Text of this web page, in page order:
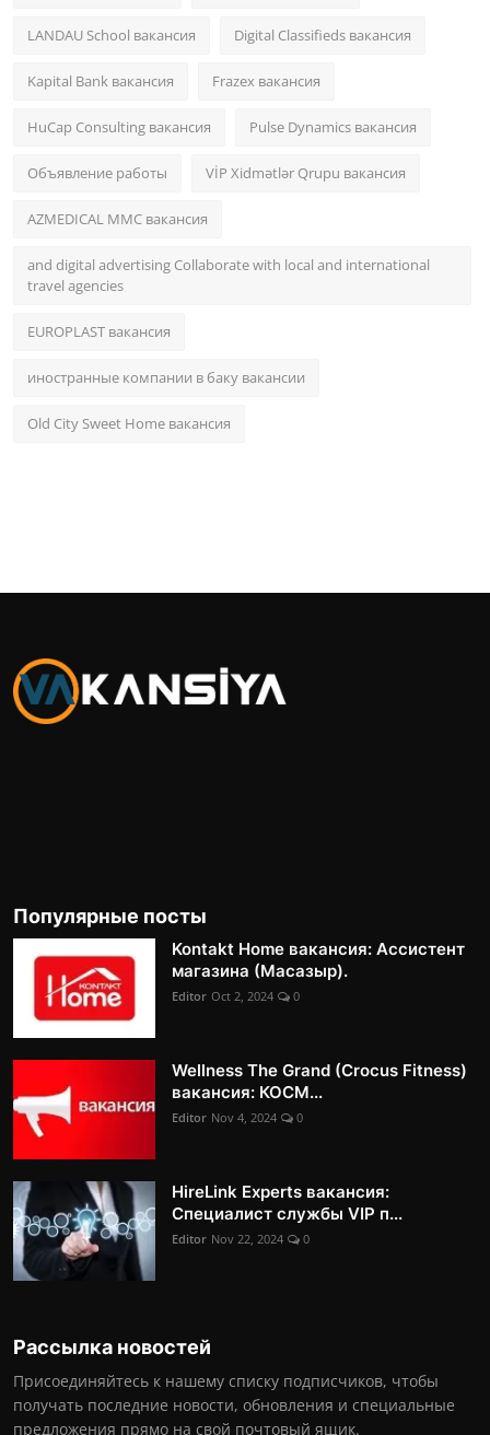
LANDAU School вакансия Digital Classifieds вакансия
Kapital Bank вакансия Frazex вакансия
HuCap Consulting вакансия Pulse Dynamics вакансия
Объявление работы VİP Xidmətlər Qrupu вакансия
AZMEDICAL MMC вакансия
and digital advertising Collaborate with local and international
travel agencies
EUROPLAST вакансия
иностранные компании в баку вакансии
Old City Sweet Home вакансия
Популярные посты
Kontakt Home вакансия: Ассистент
магазина (Масазыр).
Editor Oct 2, 2024 0
Wellness The Grand (Crocus Fitness)
вакансия: КОСМ...
Editor Nov 4, 2024 0
HireLink Experts вакансия:
Специалист службы VIP п...
Editor Nov 22, 2024 0
Рассылка новостей
Присоединяйтесь к нашему списку подписчиков, чтобы
получать последние новости, обновления и специальные
предложения прямо на свой почтовый ящик.